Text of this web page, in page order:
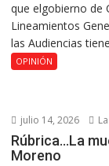
que elgobierno de
Lineamientos
las Audiencias
OPINIÓN
julio 14, 2026
Rúbrica…La
Moreno